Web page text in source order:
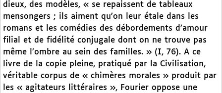
dieux, des modèles, « se repaissent de tableaux
mensongers ; ils aiment qu’on leur étale dans les
romans et les comédies des débordements d’amour
filial et de fidélité conjugale dont on ne trouve pas
même l’ombre au sein des familles. » (I, 76). A ce
livre de la copie pleine, pratiqué par la Civilisation,
véritable corpus de « chimères morales » produit par
les « agitateurs littéraires », Fourier oppose une